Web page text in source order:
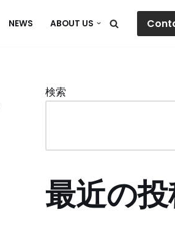
NEWS ABOUT US
検索
最近の